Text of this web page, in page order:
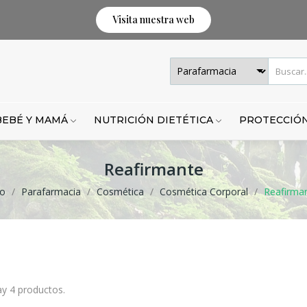
Visita nuestra web
Y MAMÁ NUTRICIÓN DIETÉTICA
Reafirmante
Parafarmacia Cosmética Cosmética Corporal
4 productos.